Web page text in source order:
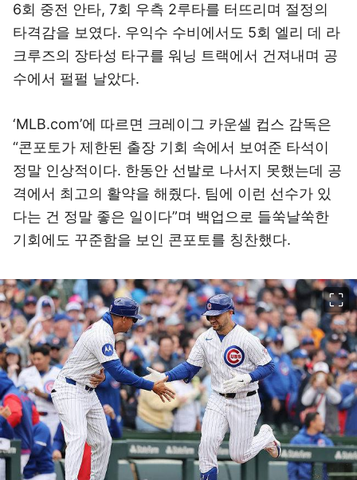
6회 중전 안타, 7회 우측 2루타를 터뜨리며 절정의
타격감을 보였다. 우익수 수비에서도 5회 엘리 데 라
크루즈의 장타성 타구를 워닝 트랙에서 건져내며 공
수에서 펄펄 날았다.
‘MLB.com’에 따르면 크레이그 카운셀 컵스 감독은
“콘포토가 제한된 출장 기회 속에서 보여준 타석이
정말 인상적이다. 한동안 선발로 나서지 못했는데 공
격에서 최고의 활약을 해줬다. 팀에 이런 선수가 있
다는 건 정말 좋은 일이다”며 백업으로 들쑥날쑥한
기회에도 꾸준함을 보인 콘포토를 칭찬했다.